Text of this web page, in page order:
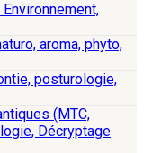
aroma, phyto,
posturologie,
(MTC,
Décryptage